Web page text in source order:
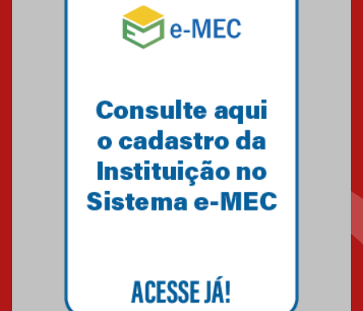
Mackenzie mobiliza campanha
solidária para apoiar famílias em
Minas Gerais
Primeiro culto do ano ressalta o
27.02.2026